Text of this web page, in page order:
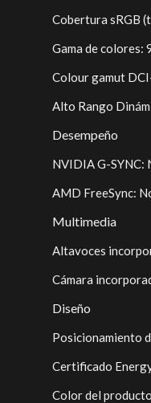
Cobertura sRGB
Gama de colores:
Colour gamut
Alto Rango
Desempeño
NVIDIA G-SYNC:
AMD FreeSync:
Multimedia
Altavoces
Cámara
Diseño
Posicionamiento
Certificado
Color del